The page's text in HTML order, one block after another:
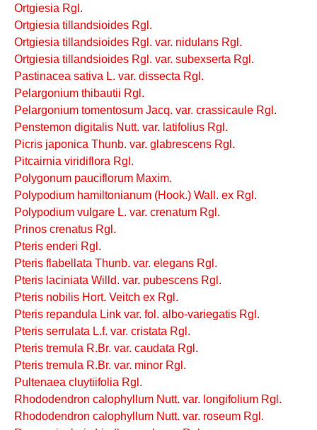
Ortgiesia Rgl.
Ortgiesia tillandsioides Rgl.
Ortgiesia tillandsioides Rgl. var. nidulans Rgl.
Ortgiesia tillandsioides Rgl. var. subexserta Rgl.
Pastinacea sativa L. var. dissecta Rgl.
Pelargonium thibautii Rgl.
Pelargonium tomentosum Jacq. var. crassicaule Rgl.
Penstemon digitalis Nutt. var. latifolius Rgl.
Picris japonica Thunb. var. glabrescens Rgl.
Pitcairnia viridiflora Rgl.
Polygonum pauciflorum Maxim.
Polypodium hamiltonianum (Hook.) Wall. ex Rgl.
Polypodium vulgare L. var. crenatum Rgl.
Prinos crenatus Rgl.
Pteris enderi Rgl.
Pteris flabellata Thunb. var. elegans Rgl.
Pteris laciniata Willd. var. pubescens Rgl.
Pteris nobilis Hort. Veitch ex Rgl.
Pteris repandula Link var. fol. albo-variegatis Rgl.
Pteris serrulata L.f. var. cristata Rgl.
Pteris tremula R.Br. var. caudata Rgl.
Pteris tremula R.Br. var. minor Rgl.
Pultenaea cluytiifolia Rgl.
Rhododendron calophyllum Nutt. var. longifolium Rgl.
Rhododendron calophyllum Nutt. var. roseum Rgl.